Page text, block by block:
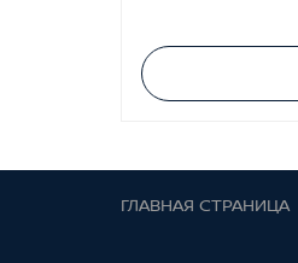
ГЛАВНАЯ СТРАНИЦА